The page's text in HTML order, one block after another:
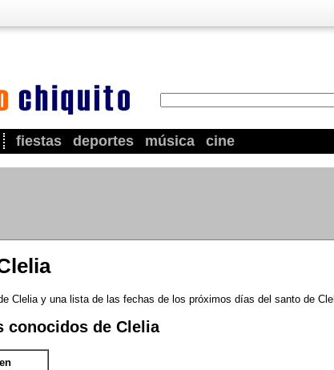
fiestas deportes música cine
Clelia y una lista de las fechas de los próximos días del santo de
conocidos de Clelia